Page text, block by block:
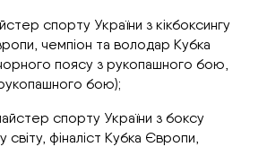
спорту України з кікбоксингу
чемпіон та володар Кубка
поясу з рукопашного бою,
бою);
спорту України з боксу
фіналіст Кубка Європи,